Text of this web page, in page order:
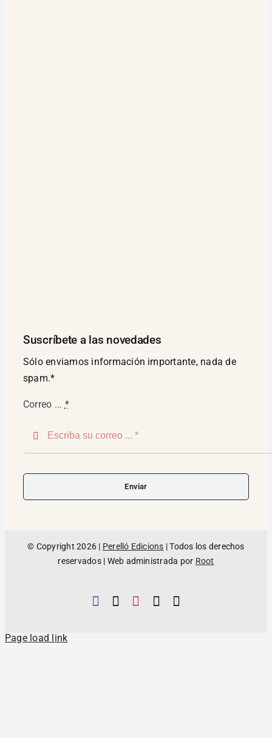
Suscríbete a las novedades
Sólo enviamos información importante, nada de
spam.*
Correo ... *
Enviar
© Copyright 2026 | Perelló Edicions | Todos los derechos
reservados | Web administrada por Root
Page load link